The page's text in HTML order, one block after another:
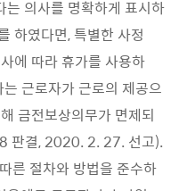
의사를 명확하게 표시하
하였다면, 특별한 사정
에 따라 휴가를 사용하
근로자가 근로의 제공으
금전보상의무가 면제되
판결, 2020. 2. 27. 선고).
른 절차와 방법을 준수하